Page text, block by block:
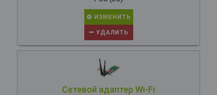
ИЗМЕНИТЬ
УДАЛИТЬ
Сетевой адаптер Wi-Fi